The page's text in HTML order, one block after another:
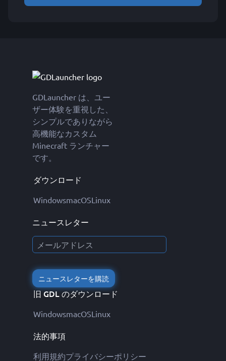
GDLauncher は、ユー
ザー体験を重視した、
シンプルでありながら
高機能なカスタム
Minecraft ランチャー
です。
ダウンロード
WindowsmacOSLinux
ニュースレター
ニュースレターを購読
旧 GDL のダウンロード
WindowsmacOSLinux
法的事項
利用規約プライバシーポリシー